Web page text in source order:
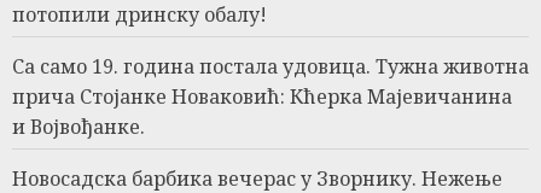
потопили дринску обалу!
Са само 19. година постала удовица. Тужна животна
прича Стојанке Новаковић: Кћерка Мајевичанина
и Војвођанке.
Новосадска барбика вечерас у Зворнику. Нежење